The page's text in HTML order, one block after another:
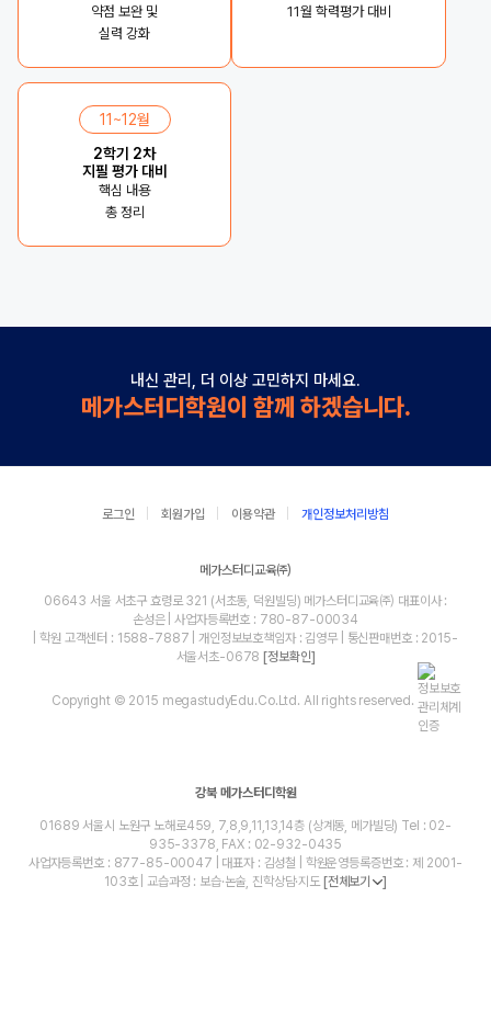
약점 보완 및
실력 강화
11월 학력평가 대비
11~12월
2학기 2차
지필 평가 대비
핵심 내용
총 정리
내신 관리, 더 이상 고민하지 마세요.
메가스터디학원이 함께 하겠습니다.
로그인 회원가입 이용약관 개인정보처리방침
메가스터디교육㈜
06643 서울 서초구 효령로 321 (서초동, 덕원빌딩) 메가스터디교육㈜ 대표이사 :
손성은 | 사업자등록번호 : 780-87-00034
| 학원 고객센터 : 1588-7887 | 개인정보보호책임자 : 김영무 | 통신판매번호 : 2015-
서울서초-0678[정보확인]
Copyright © 2015 megastudyEdu.Co.Ltd. All rights reserved.
강북 메가스터디학원
01689 서울시 노원구 노해로459, 7,8,9,11,13,14층 (상계동, 메가빌딩) Tel : 02-
935-3378, FAX : 02-932-0435
사업자등록번호 : 877-85-00047 | 대표자 : 김성철 | 학원운영등록증번호 : 제 2001-
103호 | 교습과정 : 보습·논술, 진학상담·지도[전체보기 ]